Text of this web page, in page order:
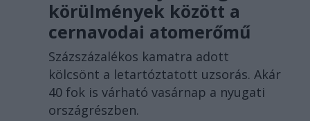
körülmények között a
cernavodai atomerőmű
Százszázalékos kamatra adott
kölcsönt a letartóztatott uzsorás. Akár
40 fok is várható vasárnap a nyugati
országrészben.